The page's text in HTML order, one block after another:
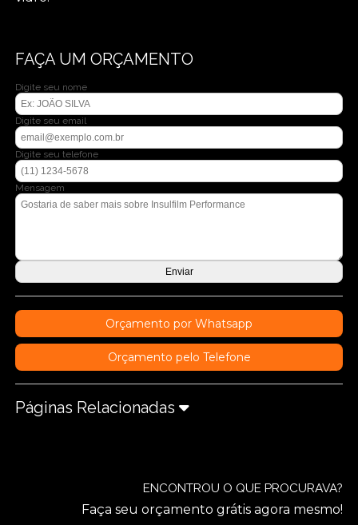
FAÇA UM ORÇAMENTO
Digite seu nome
Digite seu email
Digite seu telefone
Mensagem
Orçamento por Whatsapp
Orçamento pelo Telefone
Páginas Relacionadas
ENCONTROU O QUE PROCURAVA?
Faça seu orçamento grátis agora mesmo!